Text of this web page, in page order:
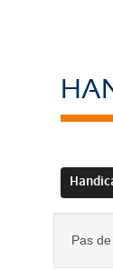
Pas